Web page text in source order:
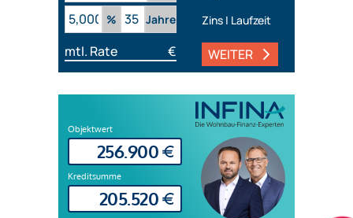
%
Jahre Zins | Laufzeit
mtl. Rate € WEITER